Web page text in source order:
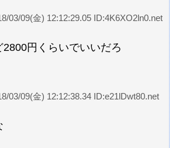
03/09(金) 12:12:29.05 ID:4K6XO2ln0.net
円くらいでいいだろ
03/09(金) 12:12:38.34 ID:e21lDwt80.net